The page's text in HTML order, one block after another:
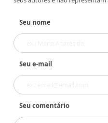
Seu nome
Seu e-mail
Seu comentário